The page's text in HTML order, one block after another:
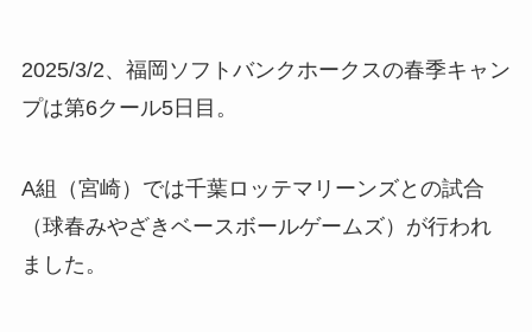
2025/3/2、福岡ソフトバンクホークスの春季キャン
プは第6クール5日目。
A組（宮崎）では千葉ロッテマリーンズとの試合
（球春みやざきベースボールゲームズ）が行われ
ました。